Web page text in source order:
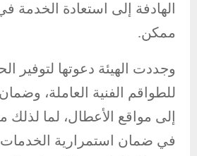
الهادفة إلى استعادة
ممكن.
وجددت الهيئة دعوتها لتوفير
للطواقم الفنية العاملة،
إلى مواقع الأعطال، لما
في ضمان استمرارية الخدمات